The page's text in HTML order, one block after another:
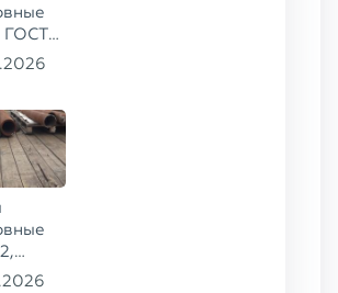
ГОСТ
ст.